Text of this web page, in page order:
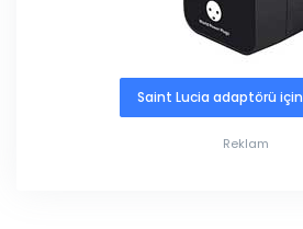
Saint Lucia adaptörü için
Reklam